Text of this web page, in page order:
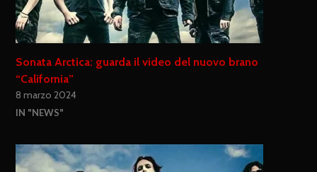
Sonata Arctica: guarda il video del nuovo brano
“California”
8 marzo 2024
IN "NEWS"